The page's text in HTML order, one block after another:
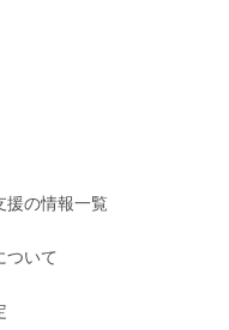
援の情報一覧
ついて